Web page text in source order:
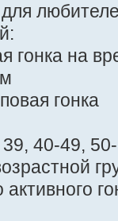
гонка на
гонка
40-49,